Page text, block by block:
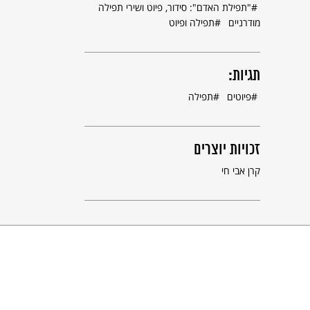
"תפילת האדם": סידור, פיוט ושירי תפילה
מודרניים
תפילה ופיוט
תגיות:
פיוטים תפילה
זכויות יוצרים
קרן אבי חי